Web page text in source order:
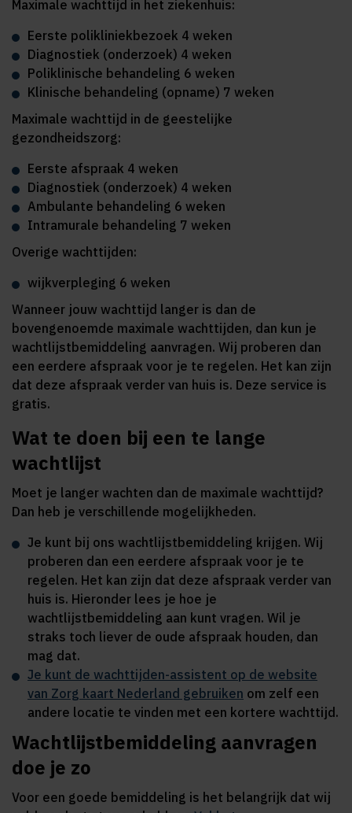
Maximale wachttijd in het ziekenhuis:
Eerste polikliniekbezoek 4 weken
Diagnostiek (onderzoek) 4 weken
Poliklinische behandeling 6 weken
Klinische behandeling (opname) 7 weken
Maximale wachttijd in de geestelijke
gezondheidszorg:
Eerste afspraak 4 weken
Diagnostiek (onderzoek) 4 weken
Ambulante behandeling 6 weken
Intramurale behandeling 7 weken
Overige wachttijden:
wijkverpleging 6 weken
Wanneer jouw wachttijd langer is dan de
bovengenoemde maximale wachttijden, dan kun je
wachtlijstbemiddeling aanvragen. Wij proberen dan
een eerdere afspraak voor je te regelen. Het kan zijn
dat deze afspraak verder van huis is. Deze service is
gratis.
Wat te doen bij een te lange
wachtlijst
Moet je langer wachten dan de maximale wachttijd?
Dan heb je verschillende mogelijkheden.
Je kunt bij ons wachtlijstbemiddeling krijgen. Wij
proberen dan een eerdere afspraak voor je te
regelen. Het kan zijn dat deze afspraak verder van
huis is. Hieronder lees je hoe je
wachtlijstbemiddeling aan kunt vragen. Wil je
straks toch liever de oude afspraak houden, dan
mag dat.
Je kunt de wachttijden-assistent op de website
van Zorg kaart Nederland gebruiken om zelf een
andere locatie te vinden met een kortere wachttijd.
Wachtlijstbemiddeling aanvragen
doe je zo
Voor een goede bemiddeling is het belangrijk dat wij